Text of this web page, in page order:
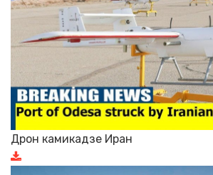
Дрон камикадзе Иран